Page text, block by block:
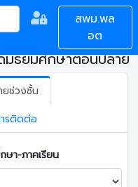
สพม.พล
อต
ธยมศึกษาตอนปลาย
ยช่วงชั้น
รติดต่อ
ษา-ภาคเรียน